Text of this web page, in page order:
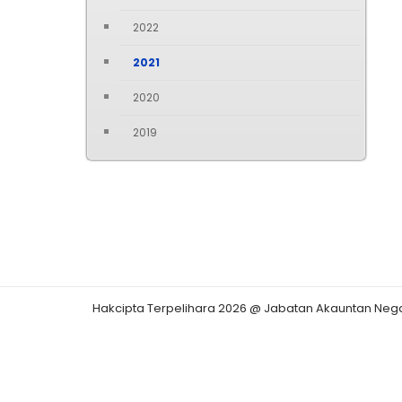
2022
2021
2020
2019
Hakcipta Terpelihara 2026 @ Jabatan Akauntan